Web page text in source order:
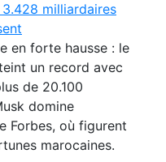
milliardaires
en forte hausse : le
un record avec
de 20.100
domine
Forbes, où figurent
marocaines.